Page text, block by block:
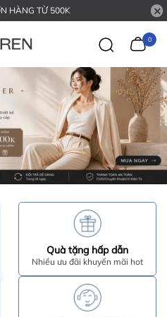
HÀNG TỪ 500K
0
Quà tặng hấp dẫn
Nhiều ưu đãi khuyến mãi hot